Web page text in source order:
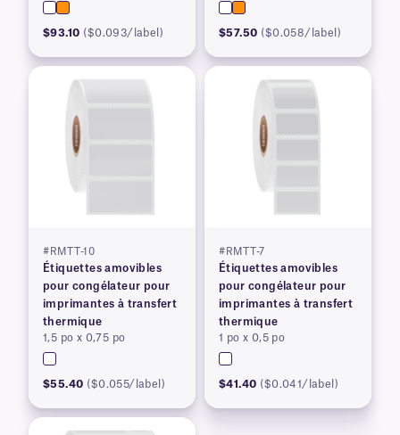
$93.10 ($0.093/label) $57.50 ($0.058/label)
#RMTT-10
Étiquettes amovibles
pour congélateur pour
imprimantes à transfert
thermique
1,5 po x 0,75 po
$55.40 ($0.055/label)
#RMTT-7
Étiquettes amovibles
pour congélateur pour
imprimantes à transfert
thermique
1 po x 0,5 po
$41.40 ($0.041/label)